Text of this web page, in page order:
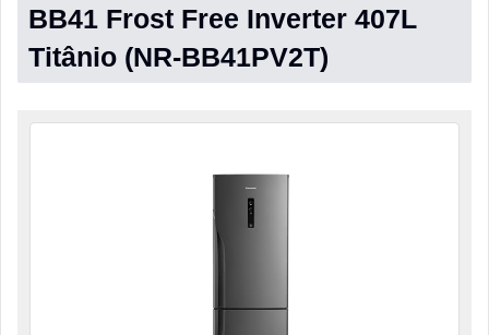
BB41 Frost Free Inverter 407L
Titânio (NR-BB41PV2T)